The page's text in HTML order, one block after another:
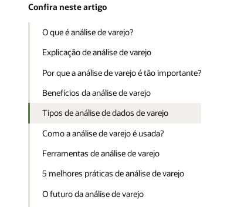
Confira neste artigo
O que é análise de varejo?
Explicação de análise de varejo
Por que a análise de varejo é tão importante?
Benefícios da análise de varejo
Tipos de análise de dados de varejo
Como a análise de varejo é usada?
Ferramentas de análise de varejo
5 melhores práticas de análise de varejo
O futuro da análise de varejo